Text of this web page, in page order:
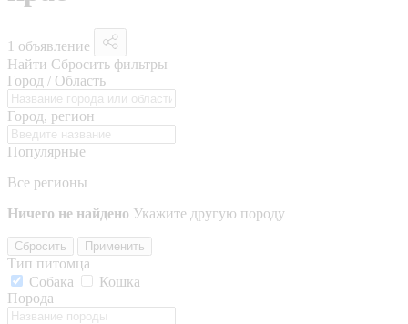
1 объявление
Найти Сбросить фильтры
Город / Область
Город, регион
Популярные
Все регионы
Ничего не найдено Укажите другую породу
Сбросить Применить
Тип питомца
Собака
Кошка
Порода